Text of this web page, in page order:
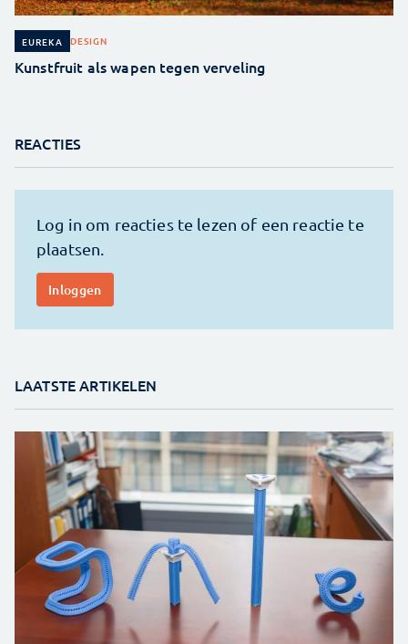
EUREKA DESIGN
Kunstfruit als wapen tegen verveling
REACTIES
LAATSTE ARTIKELEN